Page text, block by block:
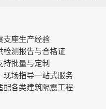
支座生产经验
检测报告与合格证
持批量与定制
现场指导一站式服务
配各类建筑隔震工程